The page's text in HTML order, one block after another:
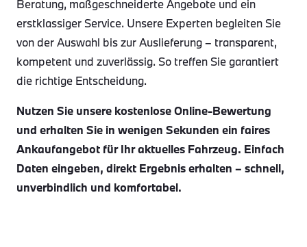
Beratung, maßgeschneiderte Angebote und ein
erstklassiger Service. Unsere Experten begleiten Sie
von der Auswahl bis zur Auslieferung – transparent,
kompetent und zuverlässig. So treffen Sie garantiert
die richtige Entscheidung.
Nutzen Sie unsere kostenlose Online-Bewertung
und erhalten Sie in wenigen Sekunden ein faires
Ankaufangebot für Ihr aktuelles Fahrzeug. Einfach
Daten eingeben, direkt Ergebnis erhalten – schnell,
unverbindlich und komfortabel.